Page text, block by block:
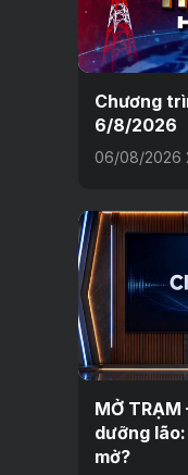
Chương
6/8/2026
06/08/2026
MỞ TRẠM
dưỡng
mở?